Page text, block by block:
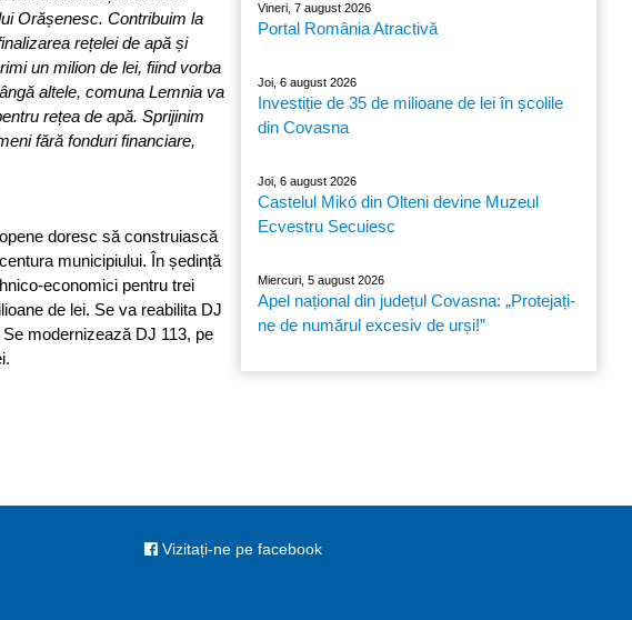
Orășenesc. Contribuim la
rețelei de apă și
un milion de lei, fiind vorba
altele, comuna Lemnia va
rețea de apă. Sprijinim
fără fonduri financiare,
doresc să construiască
municipiului. În ședință
economici pentru trei
de lei. Se va reabilita DJ
modernizează DJ 113, pe
Vineri, 7 august 2026
Portal România Atractivă
Joi, 6 august 2026
Investiție de 35 de milioane de lei în școlile
din Covasna
Joi, 6 august 2026
Castelul Mikó din Olteni devine Muzeul
Ecvestru Secuiesc
Miercuri, 5 august 2026
Apel național din județul Covasna: „Protejați-
ne de numărul excesiv de urși!”
Vizitați-ne pe facebook